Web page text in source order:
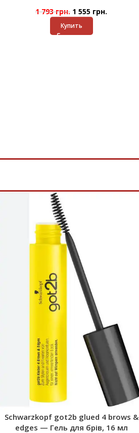
1 793грн. 1 555 грн.
Купить
Schwarzkopf got2b glued 4 brows &
edges — Гель для брів, 16 мл